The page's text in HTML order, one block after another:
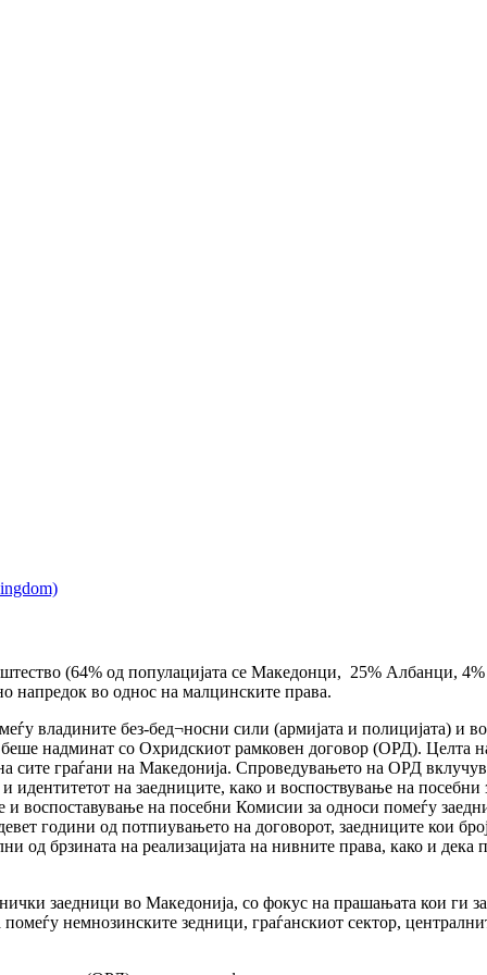
(64% од популацијата се Македонци, 25% Албанци,
напредок во однос на малцинските права.
владините без-бед¬носни сили (армијата и полицијата) и
надминат со Охридскиот рамковен договор (ОРД). Целта
сите граѓани на Македонија. Спроведувањето на ОРД
идентитетот на заедниците, како и воспоствување на
и воспоставување на посебни Комисии за односи помеѓу
години од потпиувањето на договорот, заедниците кои
од брзината на реализацијата на нивните права, како и
заедници во Македонија, со фокус на прашањата кои ги
немнозинските зедници, граѓанскиот сектор,